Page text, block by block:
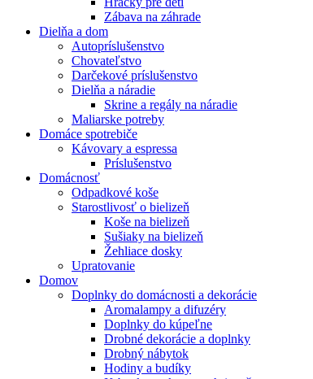
Zábava na záhrade
Dielňa a dom
Autopríslušenstvo
Chovateľstvo
Darčekové príslušenstvo
Dielňa a náradie
Skrine a regály na náradie
Maliarske potreby
Domáce spotrebiče
Kávovary a espressa
Príslušenstvo
Domácnosť
Odpadkové koše
Starostlivosť o bielizeň
Koše na bielizeň
Sušiaky na bielizeň
Žehliace dosky
Upratovanie
Domov
Doplnky do domácnosti a dekorácie
Aromalampy a difuzéry
Doplnky do kúpeľne
Drobné dekorácie a doplnky
Drobný nábytok
Hodiny a budíky